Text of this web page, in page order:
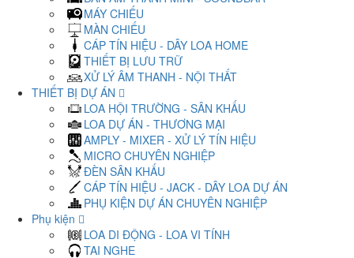
MÁY CHIẾU
MÀN CHIẾU
CÁP TÍN HIỆU - DÂY LOA HOME
THIẾT BỊ LƯU TRỮ
XỬ LÝ ÂM THANH - NỘI THẤT
THIẾT BỊ DỰ ÁN
LOA HỘI TRƯỜNG - SÂN KHẤU
LOA DỰ ÁN - THƯƠNG MẠI
AMPLY - MIXER - XỬ LÝ TÍN HIỆU
MICRO CHUYÊN NGHIỆP
ĐÈN SÂN KHẤU
CÁP TÍN HIỆU - JACK - DÂY LOA DỰ ÁN
PHỤ KIỆN DỰ ÁN CHUYÊN NGHIỆP
Phụ kiện
LOA DI ĐỘNG - LOA VI TÍNH
TAI NGHE